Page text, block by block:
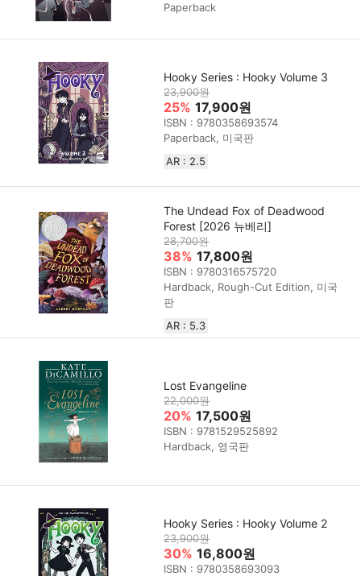
Paperback
Hooky Series : Hooky Volume 3
23,900원
25% 17,900원
ISBN : 9780358693574
Paperback, 미국판
AR : 2.5
The Undead Fox of Deadwood
Forest [2026 뉴베리]
28,700원
38% 17,800원
ISBN : 9780316575720
Hardback, Rough-Cut Edition, 미국
판
AR : 5.3
Lost Evangeline
22,000원
20% 17,500원
ISBN : 9781529525892
Hardback, 영국판
Hooky Series : Hooky Volume 2
23,900원
30% 16,800원
ISBN : 9780358693093